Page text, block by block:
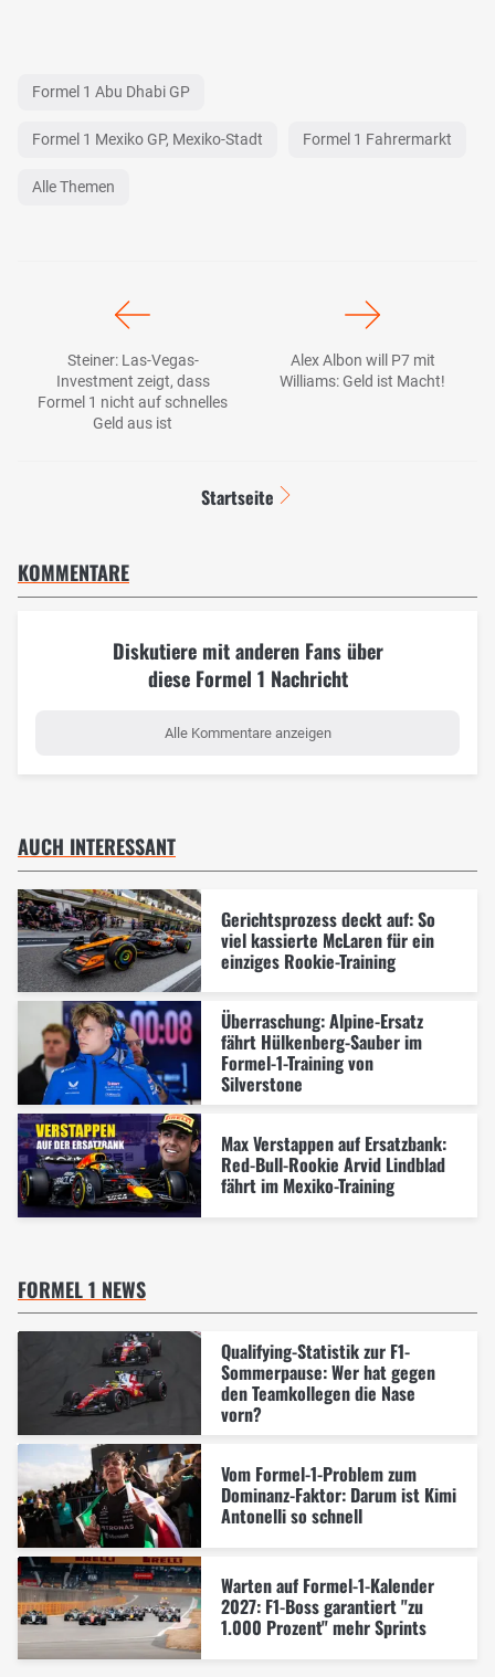
Formel 1 Abu Dhabi GP
Formel 1 Mexiko GP, Mexiko-Stadt Formel 1 Fahrermarkt
Alle Themen
Steiner: Las-Vegas-
Investment zeigt, dass
Formel 1 nicht auf schnelles
Geld aus ist
Alex Albon will P7 mit
Williams: Geld ist Macht!
Startseite
KOMMENTARE
Diskutiere mit anderen Fans über
diese Formel 1 Nachricht
Alle Kommentare anzeigen
AUCH INTERESSANT
Gerichtsprozess deckt auf: So
viel kassierte McLaren für ein
einziges Rookie-Training
Überraschung: Alpine-Ersatz
fährt Hülkenberg-Sauber im
Formel-1-Training von
Silverstone
Max Verstappen auf Ersatzbank:
Red-Bull-Rookie Arvid Lindblad
fährt im Mexiko-Training
FORMEL 1 NEWS
Qualifying-Statistik zur F1-
Sommerpause: Wer hat gegen
den Teamkollegen die Nase
vorn?
Vom Formel-1-Problem zum
Dominanz-Faktor: Darum ist Kimi
Antonelli so schnell
Warten auf Formel-1-Kalender
2027: F1-Boss garantiert "zu
1.000 Prozent" mehr Sprints